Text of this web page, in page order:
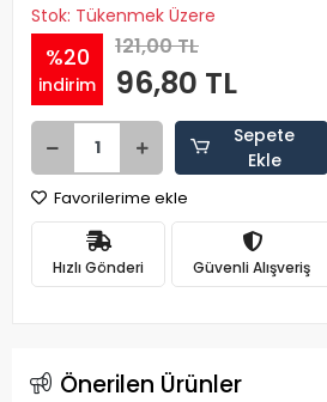
Stok: Tükenmek Üzere
%20
indirim
121,00 TL
96,80 TL
Sepete
Ekle
Favorilerime ekle
Hızlı Gönderi Güvenli Alışveriş
Önerilen Ürünler